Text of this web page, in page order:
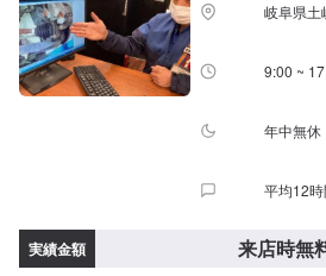
岐阜県土
9:00 ~
年中無休
平均12
実績金額 来店時無